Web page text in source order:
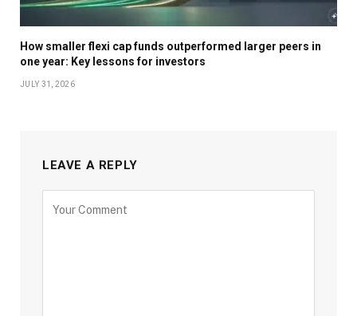
How smaller flexi cap funds outperformed larger peers in
one year: Key lessons for investors
JULY 31, 2026
LEAVE A REPLY